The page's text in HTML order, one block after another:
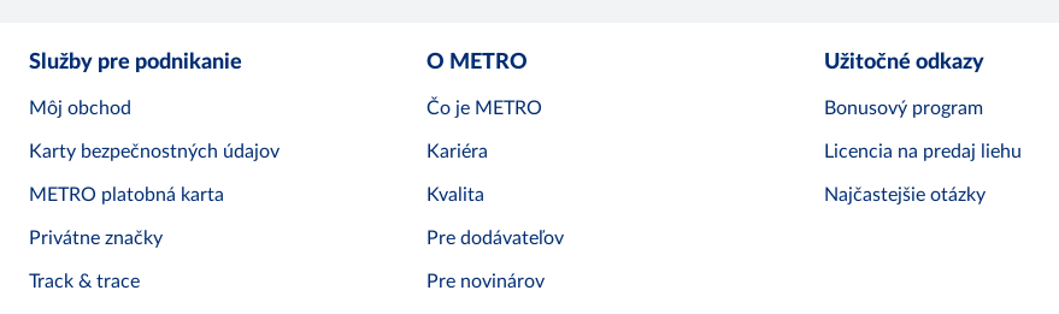
Služby pre podnikanie
Môj obchod
Karty bezpečnostných údajov
METRO platobná karta
Privátne značky
Track & trace
O METRO
Čo je METRO
Kariéra
Kvalita
Pre dodávateľov
Pre novinárov
Užitočné odkazy
Bonusový program
Licencia na predaj liehu
Najčastejšie otázky